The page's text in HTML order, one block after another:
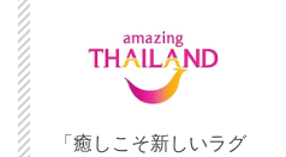
「癒しこそ新しいラグ